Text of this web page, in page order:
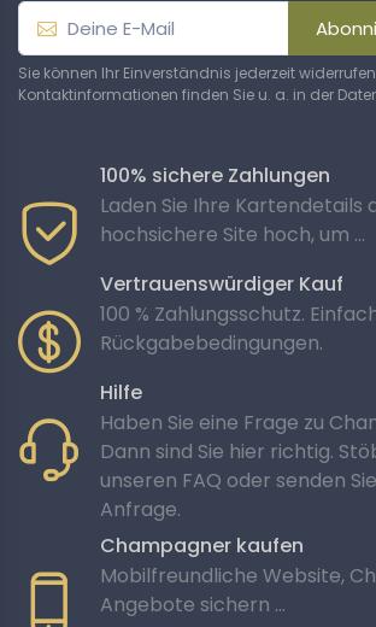
Sie können Ihr Einverständnis jederzeit
Kontaktinformationen finden Sie u. a. in der
100% sichere Zahlungen
Laden Sie Ihre Kartendetails
hochsichere Site hoch, um ...
Vertrauenswürdiger Kauf
100 % Zahlungsschutz.
Rückgabebedingungen.
Hilfe
Haben Sie eine Frage zu
Dann sind Sie hier richtig.
unseren FAQ oder senden
Anfrage.
Champagner kaufen
Mobilfreundliche Website,
Angebote sichern …